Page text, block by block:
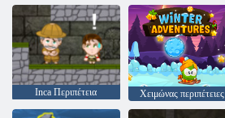
Inca Περιπέτεια Χειμώνας περιπέτειες